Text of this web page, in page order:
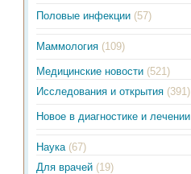
Половые инфекции (57)
Маммология (109)
Медицинские новости (521)
Исследования и открытия (391)
Новое в диагностике и лечении
Наука (67)
Для врачей (19)